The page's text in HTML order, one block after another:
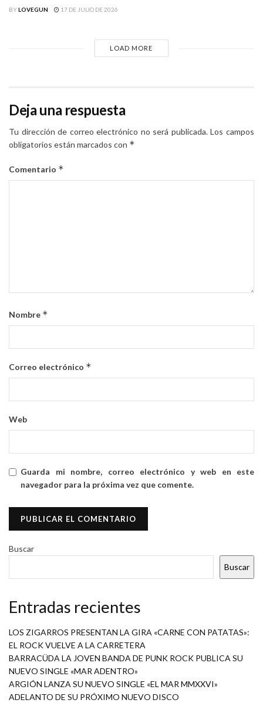
BYLOVEGUN 17 DE JULIO DE 2026
LOAD MORE
Deja una respuesta
Tu dirección de correo electrónico no será publicada. Los campos
obligatorios están marcados con *
Comentario *
Nombre *
Correo electrónico *
Web
Guarda mi nombre, correo electrónico y web en este
navegador para la próxima vez que comente.
Buscar
Buscar
Entradas recientes
LOS ZIGARROS PRESENTAN LA GIRA «CARNE CON PATATAS»:
EL ROCK VUELVE A LA CARRETERA
BARRACÜDA LA JOVEN BANDA DE PUNK ROCK PUBLICA SU
NUEVO SINGLE «MAR ADENTRO»
ARGIÓN LANZA SU NUEVO SINGLE «EL MAR MMXXVI»
ADELANTO DE SU PRÓXIMO NUEVO DISCO